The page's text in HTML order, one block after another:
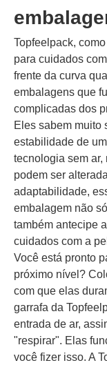
Topfeelpack,
para cuidados
frente da curva
embalagens que
complicadas dos
Eles sabem muito
estabilidade de
tecnologia sem
podem ser
adaptabilidade,
embalagem não
também antecipe
cuidados com a
Você está pronto
próximo nível?
com que elas
garrafa da
entrada de ar,
"respirar". Elas
você fizer isso. A